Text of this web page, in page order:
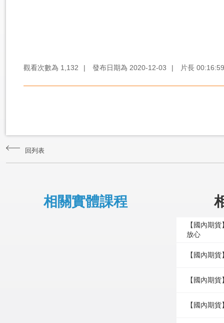
觀看次數為 1,132 | 發布日期為 2020-12-03 | 片長 00:16:59
回列表
相關實體課程
【國內期
放心
【國內期
【國內期
【國內期